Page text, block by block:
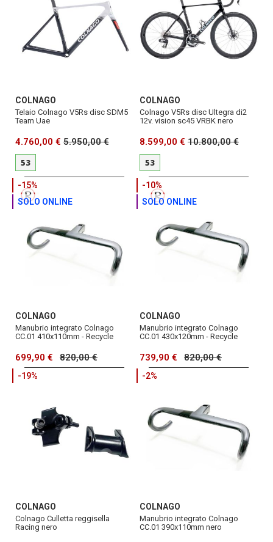
COLNAGO
Telaio Colnago V5Rs disc SDM5
Team Uae
4.760,00 € 5.950,00 €
53
COLNAGO
Colnago V5Rs disc Ultegra di2
12v. vision sc45 VRBK nero
8.599,00 € 10.800,00 €
53
-15%
SOLO ONLINE
COLNAGO
Manubrio integrato Colnago
CC.01 410x110mm - Recycle
699,90 € 820,00 €
-10%
SOLO ONLINE
COLNAGO
Manubrio integrato Colnago
CC.01 430x120mm - Recycle
739,90 € 820,00 €
-19%
COLNAGO
Colnago Culletta reggisella
Racing nero
-2%
COLNAGO
Manubrio integrato Colnago
CC.01 390x110mm nero